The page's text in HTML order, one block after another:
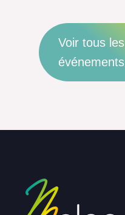
Voir tous les
événements